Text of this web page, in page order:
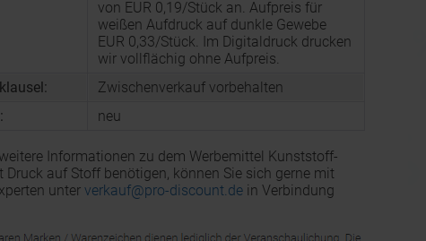
von EUR 0,19/Stück an. Aufpreis für
weißen Aufdruck auf dunkle Gewebe
EUR 0,33/Stück. Im Digitaldruck drucken
wir vollflächig ohne Aufpreis.
Zwischenverkauf vorbehalten
neu
Informationen zu dem Werbemittel Kunststoff-
Druck auf Stoff benötigen, können Sie sich gerne mit
unter verkauf@pro-discount.dein Verbindung